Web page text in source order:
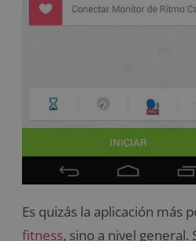
Es quizás la aplicación más
fitness, sino a nivel general.